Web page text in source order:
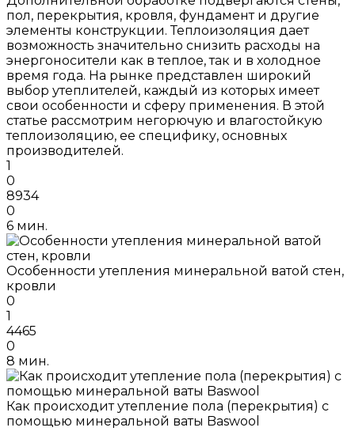
пол, перекрытия, кровля, фундамент и другие
элементы конструкции. Теплоизоляция дает
возможность значительно снизить расходы на
энергоносители как в теплое, так и в холодное
время года. На рынке представлен широкий
выбор утеплителей, каждый из которых имеет
свои особенности и сферу применения. В этой
статье рассмотрим негорючую и влагостойкую
теплоизоляцию, ее специфику, основных
производителей.
1
0
8934
0
6 мин.
Особенности утепления минеральной ватой стен,
кровли
0
1
4465
0
8 мин.
Как происходит утепление пола (перекрытия) с
помощью минеральной ваты Baswool